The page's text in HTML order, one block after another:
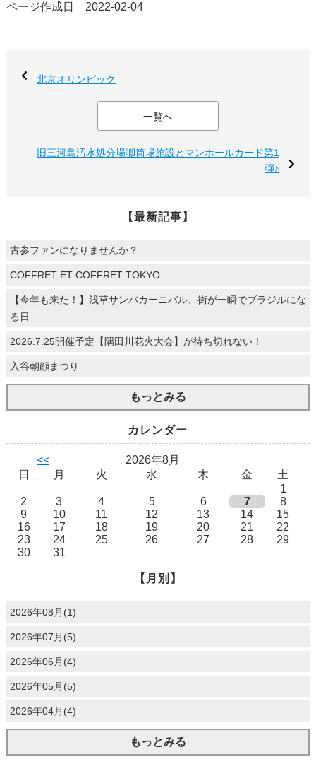
ページ作成日 2022-02-04
北京オリンピック
一覧へ
旧三河島汚水処分場喞筒場施設とマンホールカード第1
弾♪
【最新記事】
古参ファンになりませんか？
COFFRET ET COFFRET TOKYO
【今年も来た！】浅草サンバカーニバル、街が一瞬でブラジルにな
る日
2026.7.25開催予定【隅田川花火大会】が待ち切れない！
入谷朝顔まつり
もっとみる
カレンダー
<<
2026年8月
日
月 火 水 木 金
土
1
2
3 4 5 6 7
8
9
10 11 12 13 14
15
16
17 18 19 20 21
22
23
24 25 26 27 28
29
30
31
【月別】
2026年08月(1)
2026年07月(5)
2026年06月(4)
2026年05月(5)
2026年04月(4)
もっとみる